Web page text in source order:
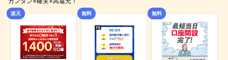
楽天 無料 無料